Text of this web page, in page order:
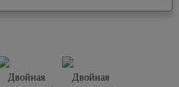
Двойная
Двойная